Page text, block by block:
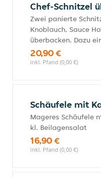
Chef-Schnitzel
Zwei panierte
Knoblauch, Sauce
überbacken. Dazu
20,90 €
inkl. Pfand (0,00 €)
Schäufele mit
Mageres Schäufele
kl. Beilagensalat
16,90 €
inkl. Pfand (0,00 €)